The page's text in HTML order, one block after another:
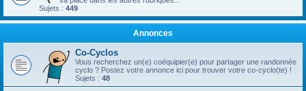
Sujets : 449
Annonces
Co-Cyclos
Vous recherchez un(e) coéquipier(e) pour partager une randonnée
cyclo ? Postez votre annonce ici pour trouver votre co-cyclo(te) !
Sujets : 48